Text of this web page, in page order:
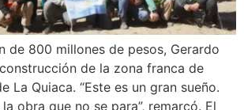
de 800 millones de pesos, Gerardo
de la zona franca de
La Quiaca. “Este es un gran sueño.
obra que no se para”, remarcó. El